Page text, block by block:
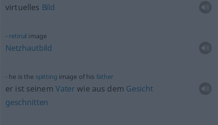
virtuelles Bild
retinal image
Netzhautbild
he is the spitting image of his father
er ist seinem Vater wie aus dem Gesicht
geschnitten